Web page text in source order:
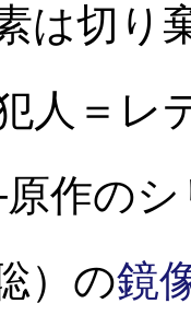
は切り
人＝レ
作のシ
）の鏡